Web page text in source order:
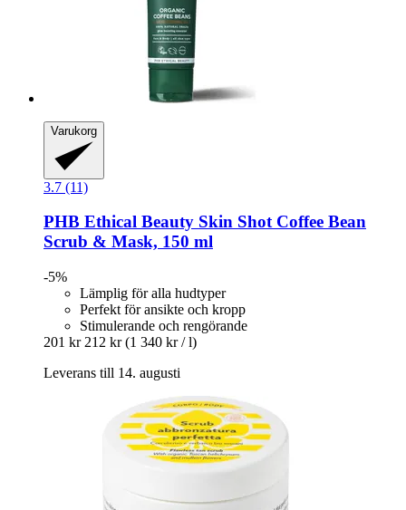
Varukorg
3.7 (11)
PHB Ethical Beauty Skin Shot Coffee Bean
Scrub & Mask, 150 ml
-5%
Lämplig för alla hudtyper
Perfekt för ansikte och kropp
Stimulerande och rengörande
201 kr 212 kr (1 340 kr / l)
Leverans till 14. augusti